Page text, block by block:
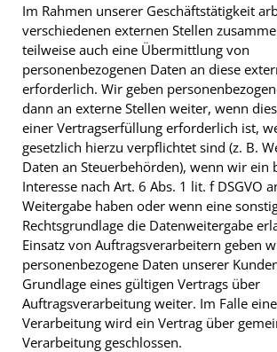
Im Rahmen unserer Geschäftstätigkeit
verschiedenen externen Stellen
teilweise auch eine Übermittlung von
personenbezogenen Daten an diese
erforderlich. Wir geben
dann an externe Stellen weiter, wenn
einer Vertragserfüllung erforderlich ist,
gesetzlich hierzu verpflichtet sind (z. B.
Daten an Steuerbehörden), wenn wir ein
Interesse nach Art. 6 Abs. 1 lit. f DSGVO
Weitergabe haben oder wenn eine
Rechtsgrundlage die Datenweitergabe
Einsatz von Auftragsverarbeitern geben
personenbezogene Daten unserer
Grundlage eines gültigen Vertrags über
Auftragsverarbeitung weiter. Im Falle
Verarbeitung wird ein Vertrag über
Verarbeitung geschlossen.